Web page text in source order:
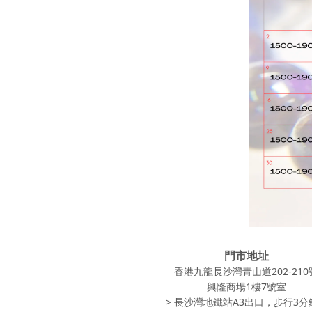
門市地址
香港九龍長沙灣青山道202-210
興隆商場1樓7號室
> 長沙灣地鐵站A3出口，步行3分